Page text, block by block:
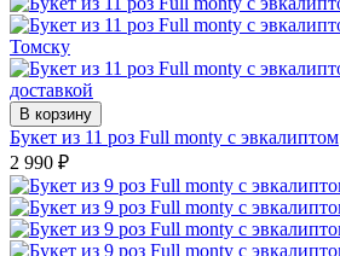
В корзину
Букет из 11 роз Full monty с эвкалиптом
2 990 ₽